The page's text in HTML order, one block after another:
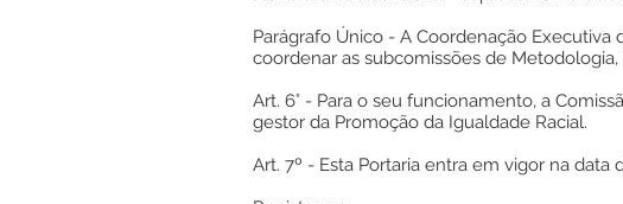
Parágrafo Único - A Coordenação
coordenar as subcomissões de
Art. 6° - Para o seu funcionamento, a
gestor da Promoção da Igualdade Racial.
Art. 7º - Esta Portaria entra em vigor na